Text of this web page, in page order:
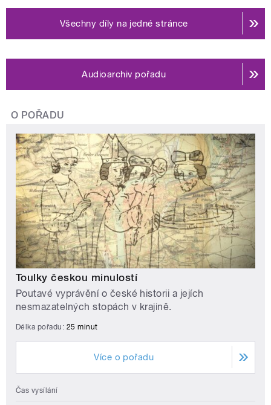
Všechny díly na jedné stránce
Audioarchiv pořadu
O POŘADU
Toulky českou minulostí
Poutavé vyprávění o české historii a jejích
nesmazatelných stopách v krajině.
Délka pořadu: 25 minut
Více o pořadu
Čas vysílání